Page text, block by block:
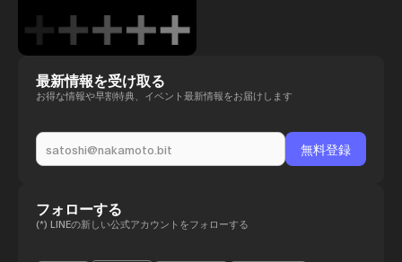
最新情報を受け取る
お得な情報や早割特典、イベント最新情報をお届けします
フォローする
(*) LINEの新しい公式アカウントをフォローする